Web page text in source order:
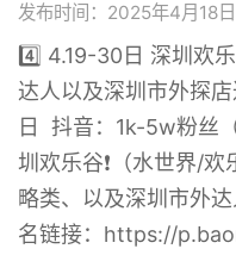
发布时间：2025年4月18日
4️⃣ 4.19-30日 深圳欢
达人以及深圳市外探
日 抖音：1k-5w粉丝
圳欢乐谷❗️（水世界/
略类、以及深圳市外达
名链接：https://